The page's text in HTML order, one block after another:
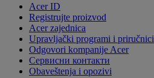
Acer ID
Registrujte proizvod
Acer zajednica
Upravljački programi i priručnici
Odgovori kompanije Acer
Cервисни контакти
Obaveštenja i opozivi